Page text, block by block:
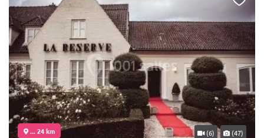
... 24 km (6) (47)